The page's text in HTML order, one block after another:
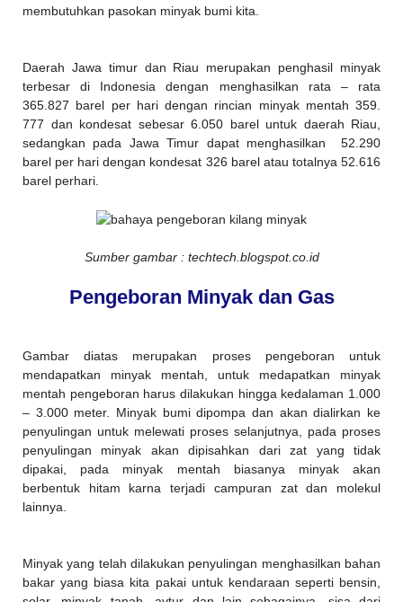
membutuhkan pasokan minyak bumi kita.
Daerah Jawa timur dan Riau merupakan penghasil minyak
terbesar di Indonesia dengan menghasilkan rata – rata
365.827 barel per hari dengan rincian minyak mentah 359.
777 dan kondesat sebesar 6.050 barel untuk daerah Riau,
sedangkan pada Jawa Timur dapat menghasilkan 52.290
barel per hari dengan kondesat 326 barel atau totalnya 52.616
barel perhari.
Sumber gambar : techtech.blogspot.co.id
Pengeboran Minyak dan Gas
Gambar diatas merupakan proses pengeboran untuk
mendapatkan minyak mentah, untuk medapatkan minyak
mentah pengeboran harus dilakukan hingga kedalaman 1.000
– 3.000 meter. Minyak bumi dipompa dan akan dialirkan ke
penyulingan untuk melewati proses selanjutnya, pada proses
penyulingan minyak akan dipisahkan dari zat yang tidak
dipakai, pada minyak mentah biasanya minyak akan
berbentuk hitam karna terjadi campuran zat dan molekul
lainnya.
Minyak yang telah dilakukan penyulingan menghasilkan bahan
bakar yang biasa kita pakai untuk kendaraan seperti bensin,